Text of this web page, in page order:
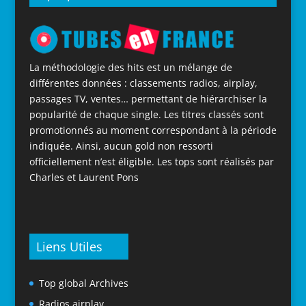
La méthodologie des hits est un mélange de
différentes données : classements radios, airplay,
passages TV, ventes… permettant de hiérarchiser la
popularité de chaque single. Les titres classés sont
promotionnés au moment correspondant à la période
indiquée. Ainsi, aucun gold non ressorti
officiellement n’est éligible. Les tops sont réalisés par
Charles et Laurent Pons
Liens Utiles
Top global Archives